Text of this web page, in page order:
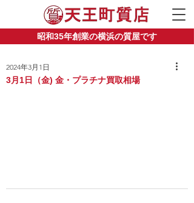
昭和35年創業の横浜の質屋です
3月1日（金) 金・プラチナ買取相場
2024年3月1日